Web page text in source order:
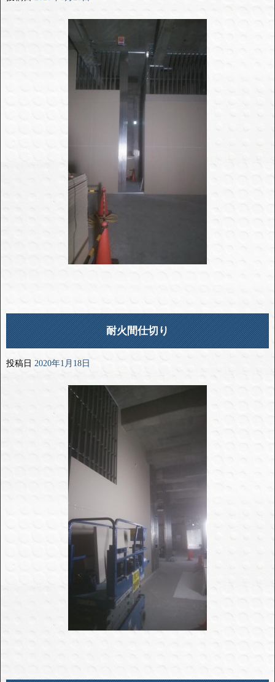
耐火間仕切り
投稿日 2020年1月18日